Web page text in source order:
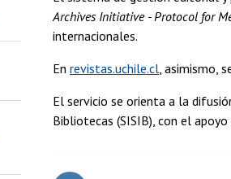
Archives Initiative - Protocol for
internacionales.
En revistas.uchile.cl , asimismo,
El servicio se orienta a la
Bibliotecas (SISIB), con el